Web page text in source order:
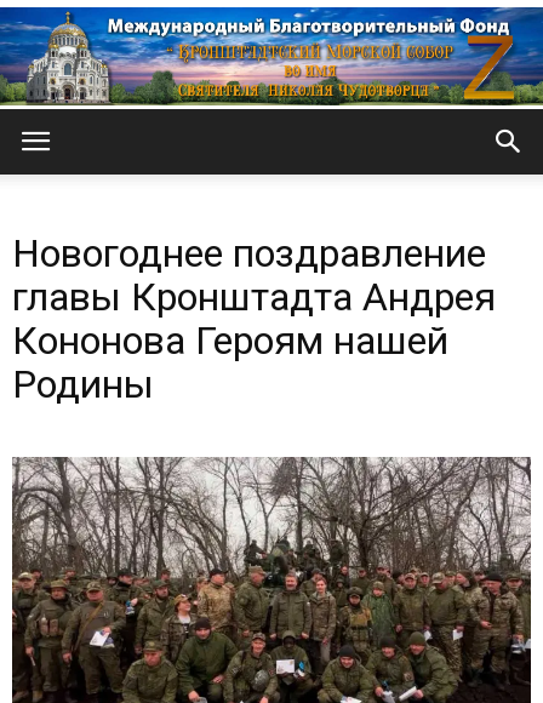
Морской
Новогоднее поздравление
главы Кронштадта Андрея
Кононова Героям нашей
Родины